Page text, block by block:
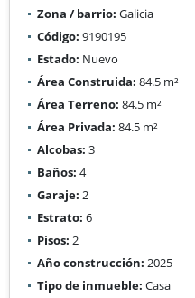
Zona / barrio: Galicia
Código: 9190195
Estado: Nuevo
Área Construida: 84.5 m²
Área Terreno: 84.5 m²
Área Privada: 84.5 m²
Alcobas: 3
Baños: 4
Garaje: 2
Estrato: 6
Pisos: 2
Año construcción: 2025
Tipo de inmueble: Casa